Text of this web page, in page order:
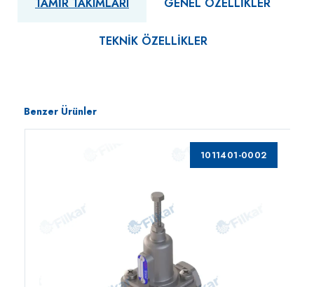
TAMIR TAKIMLARI GENEL ÖZELLIKLER
TEKNIK ÖZELLIKLER
Benzer Ürünler
1011401-0002